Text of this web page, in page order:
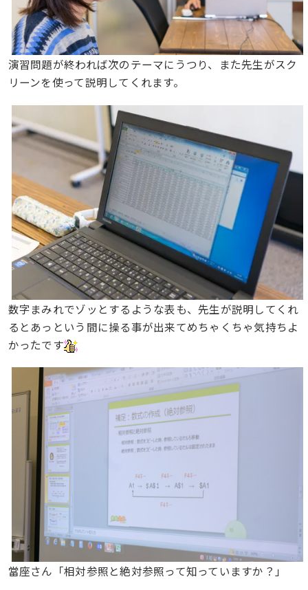
演習問題が終われば次のテーマにうつり、また先生がスク
リーンを使って説明してくれます。
数字まみれでゾッとするような表も、先生が説明してくれ
るとあっという間に操る事が出来てめちゃくちゃ気持ちよ
かったです
當座さん「相対参照と絶対参照って知っていますか？」